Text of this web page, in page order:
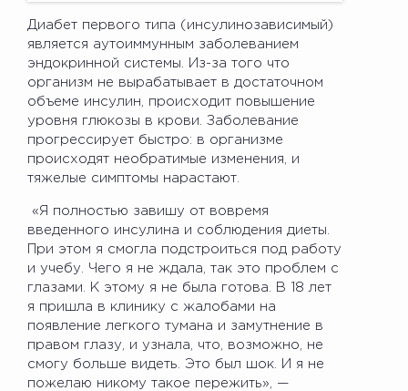
Диабет первого типа (инсулинозависимый)
является аутоиммунным заболеванием
эндокринной системы. Из-за того что
организм не вырабатывает в достаточном
объеме инсулин, происходит повышение
уровня глюкозы в крови. Заболевание
прогрессирует быстро: в организме
происходят необратимые изменения, и
тяжелые симптомы нарастают.
«Я полностью завишу от вовремя
введенного инсулина и соблюдения диеты.
При этом я смогла подстроиться под работу
и учебу. Чего я не ждала, так это проблем с
глазами. К этому я не была готова. В 18 лет
я пришла в клинику с жалобами на
появление легкого тумана и замутнение в
правом глазу, и узнала, что, возможно, не
смогу больше видеть. Это был шок. И я не
пожелаю никому такое пережить», —